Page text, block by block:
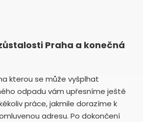
Praha a konečná
kterou se může vyšplhat
odpadu vám upřesníme ještě
práce, jakmile dorazíme k
adresu. Po dokončení